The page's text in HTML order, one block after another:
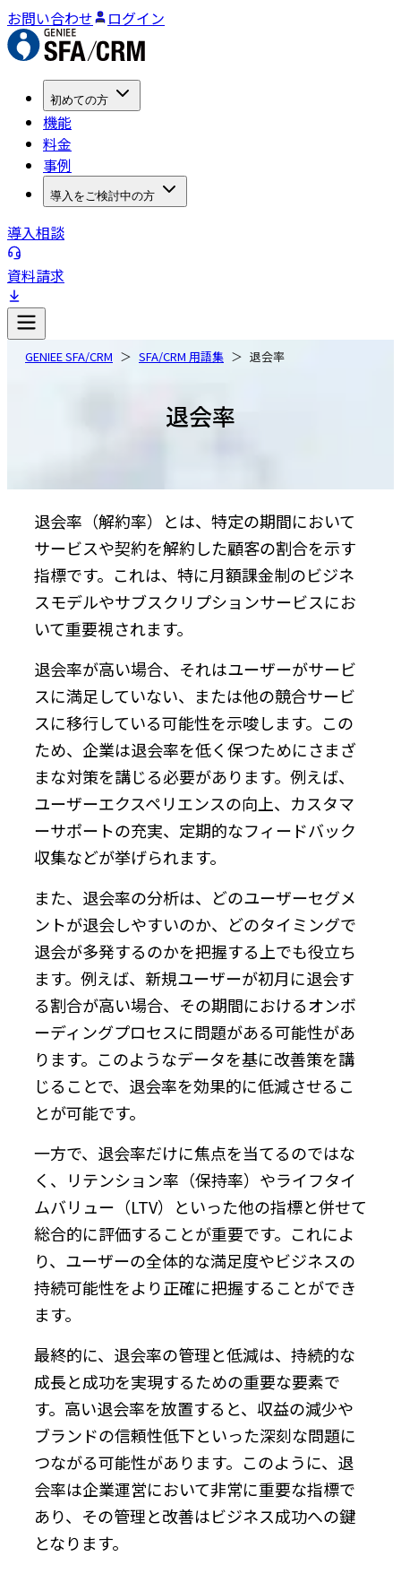
お問い合わせ ログイン
初めての方
機能
料金
事例
導入をご検討中の方
導入相談
資料請求
GENIEE SFA/CRM SFA/CRM 用語集 退会率
退会率
退会率（解約率）とは、特定の期間において
サービスや契約を解約した顧客の割合を示す
指標です。これは、特に月額課金制のビジネ
スモデルやサブスクリプションサービスにお
いて重要視されます。
退会率が高い場合、それはユーザーがサービ
スに満足していない、または他の競合サービ
スに移行している可能性を示唆します。この
ため、企業は退会率を低く保つためにさまざ
まな対策を講じる必要があります。例えば、
ユーザーエクスペリエンスの向上、カスタマ
ーサポートの充実、定期的なフィードバック
収集などが挙げられます。
また、退会率の分析は、どのユーザーセグメ
ントが退会しやすいのか、どのタイミングで
退会が多発するのかを把握する上でも役立ち
ます。例えば、新規ユーザーが初月に退会す
る割合が高い場合、その期間におけるオンボ
ーディングプロセスに問題がある可能性があ
ります。このようなデータを基に改善策を講
じることで、退会率を効果的に低減させるこ
とが可能です。
一方で、退会率だけに焦点を当てるのではな
く、リテンション率（保持率）やライフタイ
ムバリュー（LTV）といった他の指標と併せて
総合的に評価することが重要です。これによ
り、ユーザーの全体的な満足度やビジネスの
持続可能性をより正確に把握することができ
ます。
最終的に、退会率の管理と低減は、持続的な
成長と成功を実現するための重要な要素で
す。高い退会率を放置すると、収益の減少や
ブランドの信頼性低下といった深刻な問題に
つながる可能性があります。このように、退
会率は企業運営において非常に重要な指標で
あり、その管理と改善はビジネス成功への鍵
となります。